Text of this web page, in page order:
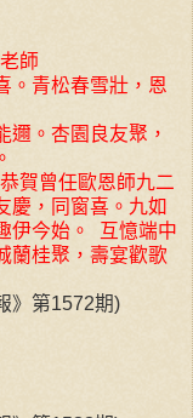
師
。青松春雪壯，恩
邇。杏園良友聚，
賀曾任歐恩師九二
慶，同窗喜。九如
伊今始。 互憶端中
蘭桂聚，壽宴歡歌
》第1572期)